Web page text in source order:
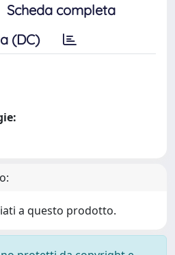
Scheda completa
(DC)
a questo prodotto.